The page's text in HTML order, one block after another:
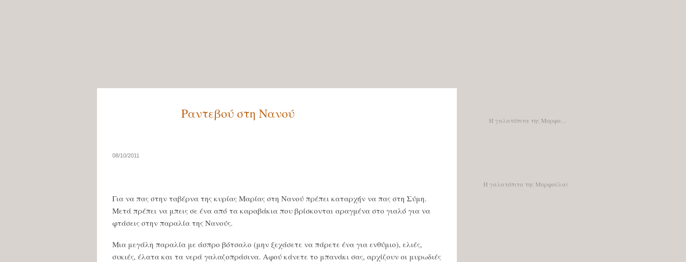
Ραντεβού στη Νανού
08/10/2011
Για να πας στην ταβέρνα της κυρίας Μαρίας στη Νανού πρέπει καταρχήν να πας στη Σύμη.
Μετά πρέπει να μπεις σε ένα από τα καραβάκια που βρίσκονται αραγμένα στο γιαλό για να
φτάσεις στην παραλία της Νανούς.
Μια μεγάλη παραλία με άσπρο βότσαλο (μην ξεχάσετε να πάρετε ένα για ενθύμιο), ελιές,
συκιές, έλατα και τα νερά γαλαζοπράσινα. Αφού κάνετε το μπανάκι σας, αρχίζουν οι μυρωδιές
Η γαλατόπιτα της Μορφούλας